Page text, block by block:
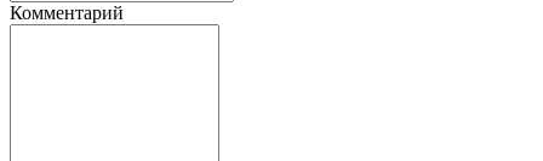
Комментарий